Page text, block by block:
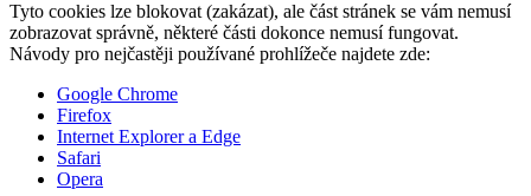
Tyto cookies lze blokovat (zakázat), ale část stránek se vám nemusí
zobrazovat správně, některé části dokonce nemusí fungovat.
Návody pro nejčastěji používané prohlížeče najdete zde:
Google Chrome
Firefox
Internet Explorer a Edge
Safari
Opera